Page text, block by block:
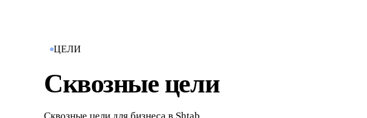
ЦЕЛИ
Сквозные цели
Сквозные цели для бизнеса в Shtab